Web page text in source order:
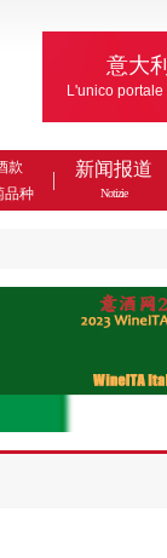
意大
L'unico
款
品种
新闻报道
Notizie